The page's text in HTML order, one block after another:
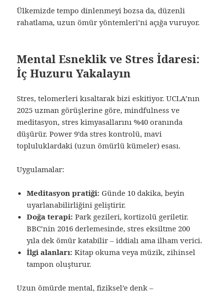
Ülkemizde tempo dinlenmeyi bozsa da, düzenli
rahatlama, uzun ömür yöntemleri’ni açığa vuruyor.
Mental Esneklik ve Stres İdaresi:
İç Huzuru Yakalayın
Stres, telomerleri kısaltarak bizi eskitiyor. UCLA’nın
2025 uzman görüşlerine göre, mindfulness ve
meditasyon, stres kimyasallarını %40 oranında
düşürür. Power 9’da stres kontrolü, mavi
topluluklardaki (uzun ömürlü kümeler) esası.
Uygulamalar:
Meditasyon pratiği: Günde 10 dakika, beyin
uyarlanabilirliğini geliştirir.
Doğa terapi: Park gezileri, kortizolü geriletir.
BBC’nin 2016 derlemesinde, stres eksiltme 200
yıla dek ömür katabilir – iddialı ama ilham verici.
İlgi alanları: Kitap okuma veya müzik, zihinsel
tampon oluşturur.
Uzun ömürde mental, fiziksel’e denk –